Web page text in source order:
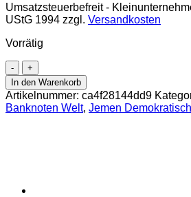
Umsatzsteuerbefreit -
UStG 1994 zzgl. Versandkosten
Vorrätig
Jemen,Demokratische
Republik
-
500
Fils
Menge
In den Warenkorb
Artikelnummer: ca4f28144dd9
Banknoten Welt, Jemen